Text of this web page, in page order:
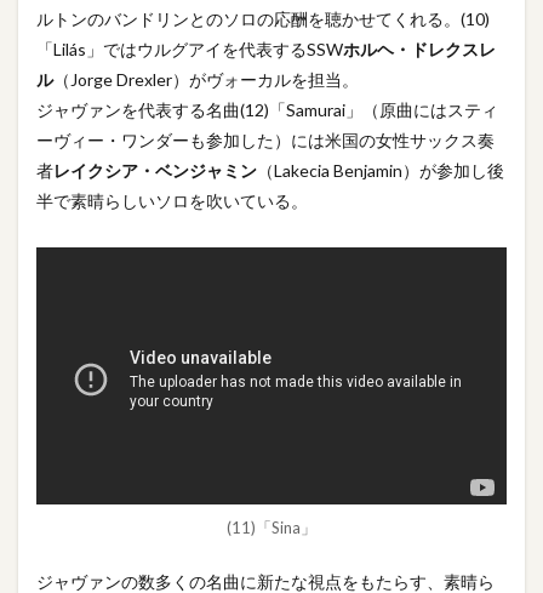
ルトンのバンドリンとのソロの応酬を聴かせてくれる。(10)
「Lilás」ではウルグアイを代表するSSWホルヘ・ドレクスレ
ル（Jorge Drexler）がヴォーカルを担当。
ジャヴァンを代表する名曲(12)「Samurai」（原曲にはスティ
ーヴィー・ワンダーも参加した）には米国の女性サックス奏
者レイクシア・ベンジャミン （Lakecia Benjamin）が参加し後
半で素晴らしいソロを吹いている。
(11)「Sina」
ジャヴァンの数多くの名曲に新たな視点をもたらす、素晴ら